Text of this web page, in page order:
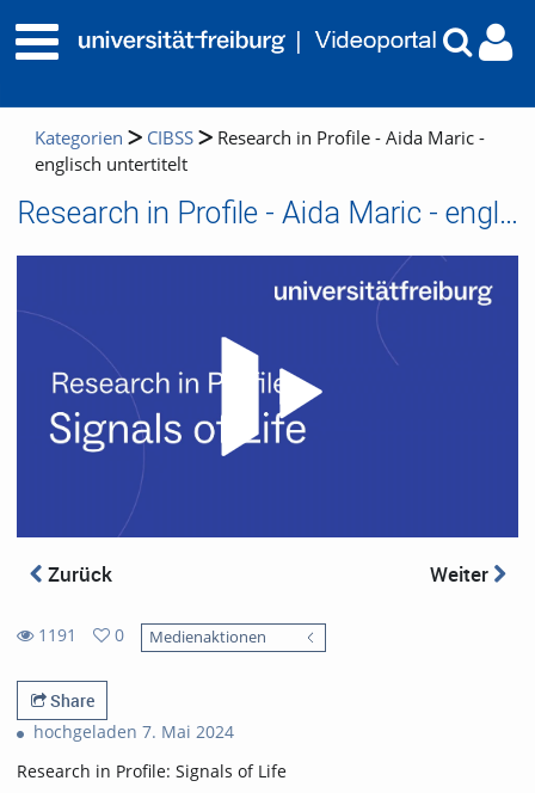
Kategorien CIBSS
Research in Profile - Aida Maric -
englisch untertitelt
Research in Profile - Aida Maric - englisch untertitelt
Zurück Weiter
1191
views
0
favorites
Medienaktionen
Share
hochgeladen 7. Mai 2024
Research in Profile: Signals of Life